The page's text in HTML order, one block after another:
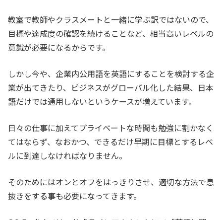
教室で教師やクラスメートと一緒に学ぶ訳ではないので、
目標や達成度の確認を続けることなど、相当高いレベルの
意識が必要になるからです。
しかし今や、企業内公用語を英語にすることを検討する企
業が出てきたり、ビジネスがグローバル化した結果、日本
語だけでは通用しないというケースが増えています。
日々の仕事に加えてプライベートな時間も勉強に割かなく
てはならず、なおかつ、できるだけ早期に目標とするレベ
ルに到達しなければなりません。
そのためにはオンとオフをはっきりさせ、適切な方法で息
抜きをする事も必要になってきます。